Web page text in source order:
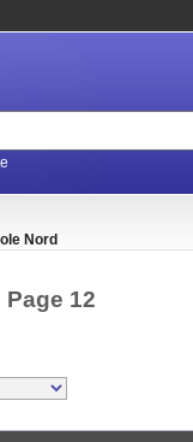
Nord
12